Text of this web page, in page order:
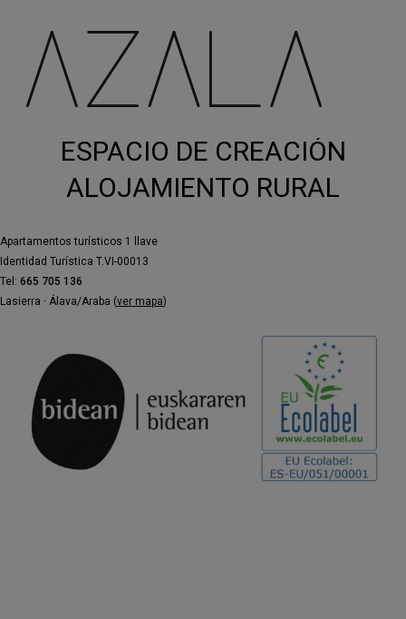
refuerza el tejido comunitario, fomenta la
transmisión intergeneracional y da
visibilidad a las voces rurales desde una
perspectiva creativa y transformadora.
Intergeneracional. Mixta. Ayala. Euskal
Herria.
ESPACIO DE CREACIÓN
ALOJAMIENTO RURAL
Apartamentos turísticos 1 llave
Identidad Turística T.VI-00013
Tel: 665 705 136
Lasierra · Álava/Araba (ver mapa)